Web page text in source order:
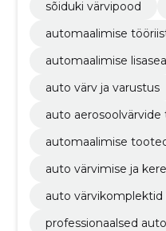
sõiduki värvipood
automaalimise
automaalimise
auto värv ja varustus
auto aerosoolvärvide
automaalimise
auto värvimise ja
auto
professionaalsed